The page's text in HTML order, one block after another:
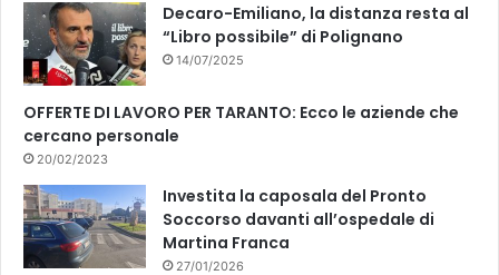
Decaro-Emiliano, la distanza resta al
“Libro possibile” di Polignano
14/07/2025
OFFERTE DI LAVORO PER TARANTO: Ecco le aziende che
cercano personale
20/02/2023
Investita la caposala del Pronto
Soccorso davanti all’ospedale di
Martina Franca
27/01/2026